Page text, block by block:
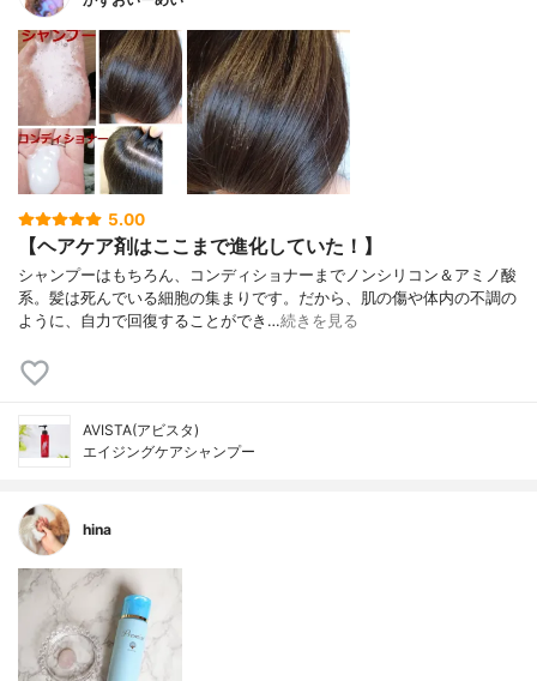
5.00
【ヘアケア剤はここまで進化していた！】
シャンプーはもちろん、コンディショナーまでノンシリコン＆アミノ酸
系。髪は死んでいる細胞の集まりです。だから、肌の傷や体内の不調の
ように、自力で回復することができ…続きを見る
AVISTA(アビスタ)
エイジングケアシャンプー
hina